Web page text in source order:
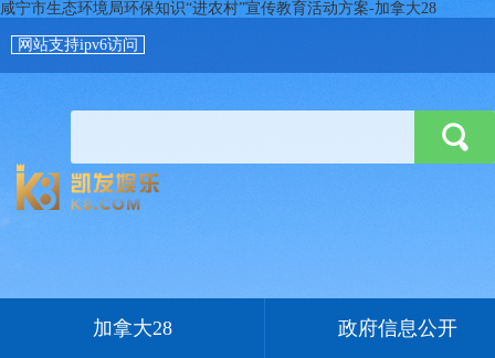
咸宁市生态环境局环保知识“进农村”宣传教育活动方案-加拿大28
网站支持ipv6访问
加拿大28 政府信息公开